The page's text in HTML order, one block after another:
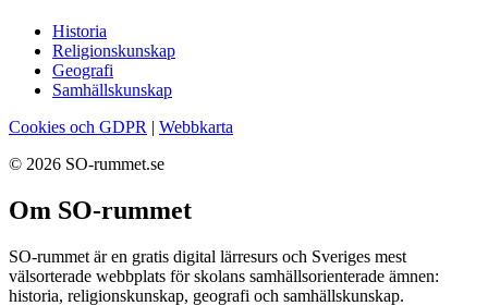
Historia
Religionskunskap
Geografi
Samhällskunskap
Cookies och GDPR | Webbkarta
© 2026 SO-rummet.se
Om SO-rummet
SO-rummet är en gratis digital lärresurs och Sveriges mest
välsorterade webbplats för skolans samhällsorienterade ämnen:
historia, religionskunskap, geografi och samhällskunskap.